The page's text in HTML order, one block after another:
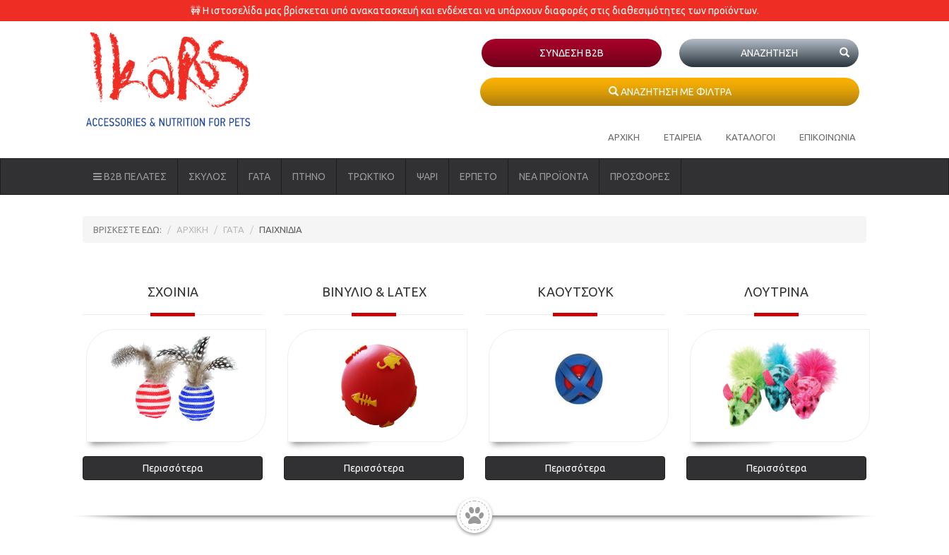
🚧 Η ιστοσελίδα μας βρίσκεται υπό ανακατασκευή και ενδέχεται να υπάρχουν διαφορές στις διαθεσιμότητες των προϊόντων.
ΣΥΝΔΕΣΗ Β2Β
ΑΝΑΖΗΤΗΣΗ ΜΕ ΦΙΛΤΡΑ
ΑΡΧΙΚΗ ΕΤΑΙΡΕΙΑ ΚΑΤΑΛΟΓΟΙ ΕΠΙΚΟΙΝΩΝΙΑ
B2B ΠΕΛΑΤΕΣ ΣΚΥΛΟΣ ΓΑΤΑ ΠΤΗΝΟ ΤΡΩΚΤΙΚΟ ΨΑΡΙ ΕΡΠΕΤΟ ΝΕΑ ΠΡΟΪΟΝΤΑ ΠΡΟΣΦΟΡΕΣ
ΒΡΙΣΚΕΣΤΕ ΕΔΩ: ΑΡΧΙΚΗ ΓΑΤΑ ΠΑΙΧΝΙΔΙΑ
ΣΧΟΙΝΙΑ
Περισσότερα
ΒΙΝΥΛΙΟ & LATEX
Περισσότερα
ΚΑΟΥΤΣΟΥΚ
Περισσότερα
ΛΟΥΤΡΙΝΑ
Περισσότερα